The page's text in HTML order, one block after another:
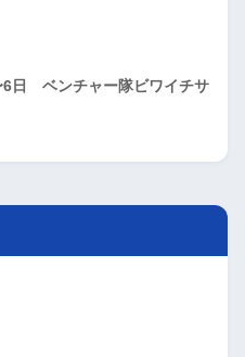
6日 ベンチャー隊ビワイチサ